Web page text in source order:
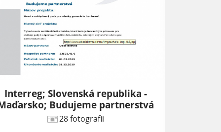
Interreg; Slovenská republika -
Budujeme partnerstvá
28 fotografii